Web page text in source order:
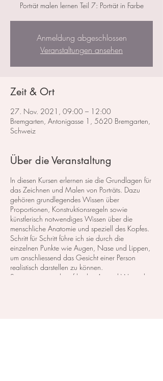
Porträt malen lernen Teil 7: Porträt in Farbe
Anmeldung abgeschlossen
Veranstaltungen ansehen
Zeit & Ort
27. Nov. 2021, 09:00 – 12:00
Bremgarten, Antonigasse 1, 5620 Bremgarten,
Schweiz
Über die Veranstaltung
In diesen Kursen erlernen sie die Grundlagen für
das Zeichnen und Malen von Porträts. Dazu
gehören grundlegendes Wissen über
Proportionen, Konstruktionsregeln sowie
künstlerisch notwendiges Wissen über die
menschliche Anatomie und speziell des Kopfes.
Schritt für Schritt führe ich sie durch die
einzelnen Punkte wie Augen, Nase und Lippen,
um anschliessend das Gesicht einer Person
realistisch darstellen zu können.
So eignen sie sich auf leichte Art und Weise das